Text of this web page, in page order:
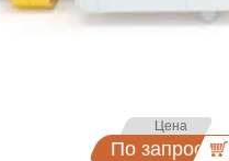
Цена
По запросу-.